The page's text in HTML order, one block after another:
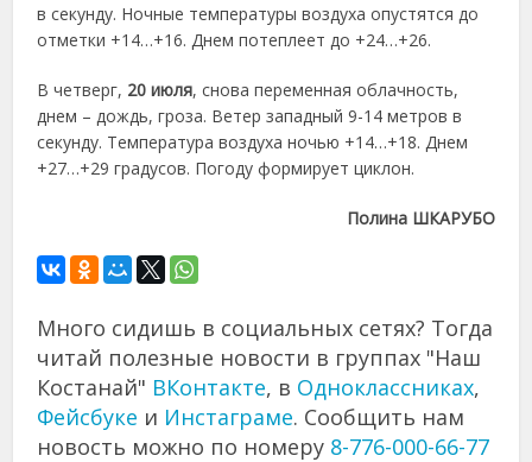
в секунду. Ночные температуры воздуха опустятся до
отметки +14…+16. Днем потеплеет до +24…+26.
В четверг, 20 июля, снова переменная облачность,
днем – дождь, гроза. Ветер западный 9-14 метров в
секунду. Температура воздуха ночью +14…+18. Днем
+27…+29 градусов. Погоду формирует циклон.
Полина ШКАРУБО
Много сидишь в социальных сетях? Тогда
читай полезные новости в группах "Наш
Костанай" ВКонтакте, в Одноклассниках,
Фейсбуке и Инстаграме. Сообщить нам
новость можно по номеру 8-776-000-66-77